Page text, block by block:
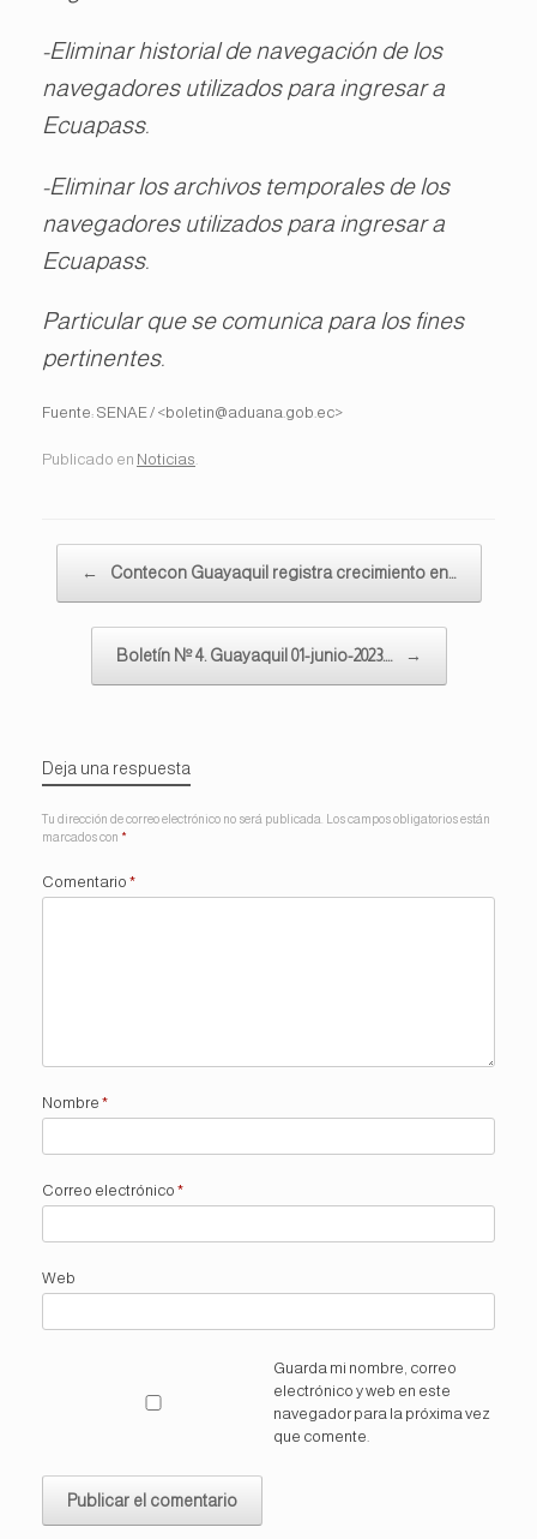
-Eliminar historial de navegación de los
navegadores utilizados para ingresar a
Ecuapass.
-Eliminar los archivos temporales de los
navegadores utilizados para ingresar a
Ecuapass.
Particular que se comunica para los fines
pertinentes.
Fuente: SENAE / <boletin@aduana.gob.ec>
Publicado en Noticias.
← Contecon Guayaquil registra crecimiento en…
Boletín Nº 4. Guayaquil 01-junio-2023.… →
Deja una respuesta
Tu dirección de correo electrónico no será publicada.
Los campos obligatorios están
marcados con *
Comentario *
Nombre *
Correo electrónico *
Web
Guarda mi nombre, correo
electrónico y web en este
navegador para la próxima vez
que comente.